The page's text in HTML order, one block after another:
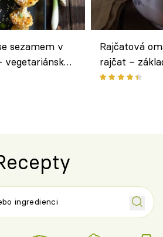
sezamem v
vegetariánská
Rajčatová
rajčat –